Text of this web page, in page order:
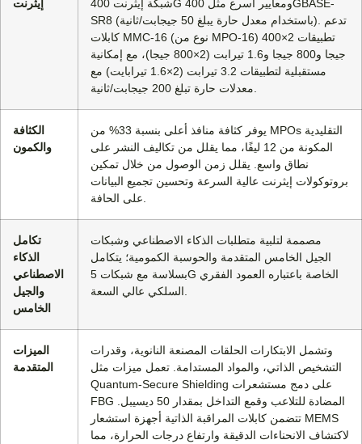
إيثرنت
شبكة إيثرنت 400G ومعايير أسرع مثل 400GBASE-
SR8 (باستخدام معدل حارة يبلغ 50 جيجابت/ثانية). تدعم
كابلات MMC-16 (نوع من MPO-16) تطبيقات 2×400
جيجا و800 جيجا و1.6 تيرابت (2×800 جيجا)، مع إمكانية
مستقبلية لتطبيقات 3.2 تيرابت (2×1.6 تيرابايت) مع
معدلات حارة تبلغ 200 جيجابت/ثانية.
الكثافة
والكمون
يوفر كثافة منافذ أعلى بنسبة 33% من MPOs التقليدية
المكونة من 12 ليفًا، مما يقلل من تكاليف النشر على
نطاق واسع. يقلل زمن الوصول من خلال تمكين
بروتوكولات إيثرنت عالية السرعة وتحسين تجميع البيانات
على الحافة.
تكامل
الذكاء
الاصطناعي
والجيل
الخامس
مصممة لتلبية متطلبات الذكاء الاصطناعي وشبكات
الجيل الخامس المتقدمة والحوسبة الكمومية؛ يتكامل
بسلاسة مع شبكات 5G الخاصة باعتباره العمود الفقري
السلكي عالي السعة.
الميزات
المتقدمة
وتشمل الابتكارات الحلقات المصنعة النانوية، وقدرات
التشخيص الذاتي، والمواد المستدامة. تعمل ميزات مثل
Quantum-Secure Shielding على دمج مستشعرات
FBG المضادة للتلاعب وقمع التداخل بمقدار 50 ديسيبل.
تتضمن كابلات المراقبة الذاتية أجهزة استشعار MEMS
لاكتشاف الانحناءات الدقيقة وارتفاع درجات الحرارة، مما